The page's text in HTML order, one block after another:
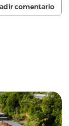
comentario